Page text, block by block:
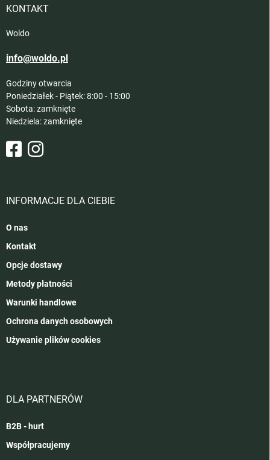
KONTAKT
Woldo
info@woldo.pl
Godziny otwarcia
Poniedziałek - Piątek: 8:00 - 15:00
Sobota: zamknięte
Niedziela: zamknięte
INFORMACJE DLA CIEBIE
O nas
Kontakt
Opcje dostawy
Metody płatności
Warunki handlowe
Ochrona danych osobowych
Używanie plików cookies
DLA PARTNERÓW
B2B - hurt
Współpracujemy